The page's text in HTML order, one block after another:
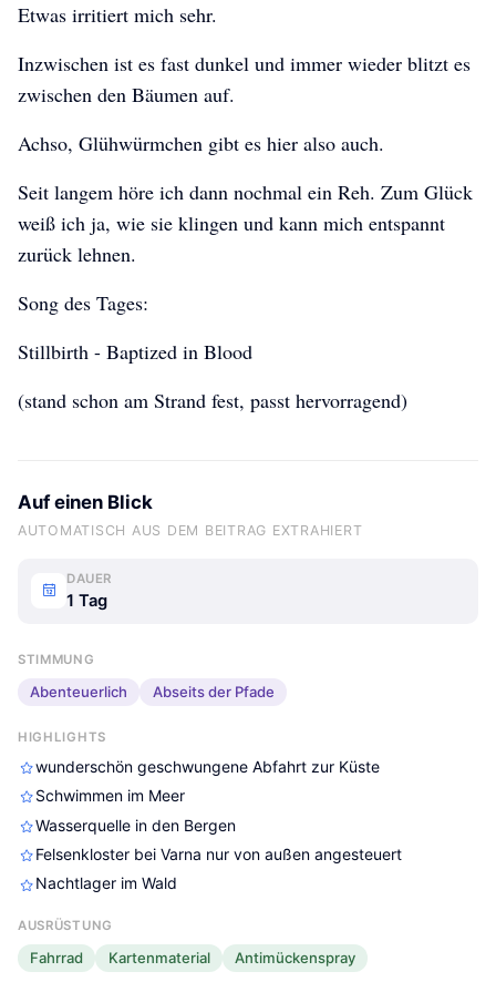
Etwas irritiert mich sehr.
Inzwischen ist es fast dunkel und immer wieder blitzt es
zwischen den Bäumen auf.
Achso, Glühwürmchen gibt es hier also auch.
Seit langem höre ich dann nochmal ein Reh. Zum Glück
weiß ich ja, wie sie klingen und kann mich entspannt
zurück lehnen.
Song des Tages:
Stillbirth - Baptized in Blood
(stand schon am Strand fest, passt hervorragend)
Auf einen Blick
AUTOMATISCH AUS DEM BEITRAG EXTRAHIERT
DAUER
1 Tag
STIMMUNG
Abenteuerlich Abseits der Pfade
HIGHLIGHTS
wunderschön geschwungene Abfahrt zur Küste
Schwimmen im Meer
Wasserquelle in den Bergen
Felsenkloster bei Varna nur von außen angesteuert
Nachtlager im Wald
AUSRÜSTUNG
Fahrrad Kartenmaterial Antimückenspray